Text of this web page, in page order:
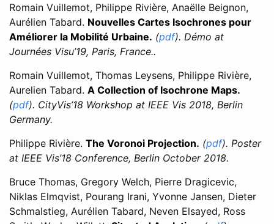
Romain Vuillemot, Philippe Rivière, Anaëlle Beignon,
Aurélien Tabard. Nouvelles Cartes Isochrones pour
Améliorer la Mobilité Urbaine. (pdf). Démo at
Journées Visu’19, Paris, France..
Romain Vuillemot, Thomas Leysens, Philippe Rivière,
Aurelien Tabard. A Collection of Isochrone Maps.
(pdf). CityVis’18 Workshop at IEEE Vis 2018, Berlin
Germany.
Philippe Rivière. The Voronoi Projection. (pdf). Poster
at IEEE Vis’18 Conference, Berlin October 2018.
Bruce Thomas, Gregory Welch, Pierre Dragicevic,
Niklas Elmqvist, Pourang Irani, Yvonne Jansen, Dieter
Schmalstieg, Aurélien Tabard, Neven Elsayed, Ross